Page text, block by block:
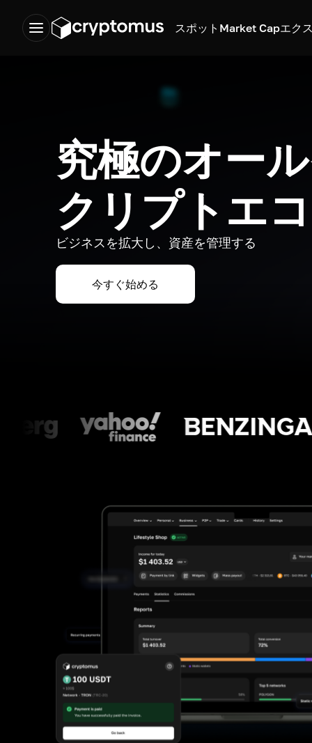
スポット Market Capエク
究極のオー
クリプトエ
ビジネスを拡大し、資産を管理する
今すぐ始める